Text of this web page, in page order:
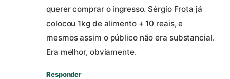
querer comprar o ingresso. Sérgio Frota já
colocou 1kg de alimento + 10 reais, e
mesmos assim o público não era substancial.
Era melhor, obviamente.
Responder